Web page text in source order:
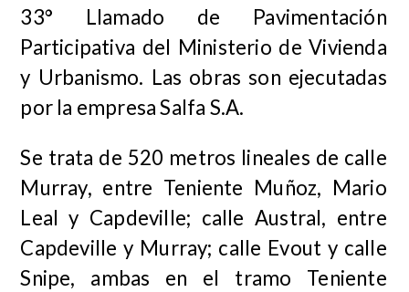
33° Llamado de Pavimentación
Participativa del Ministerio de Vivienda
y Urbanismo. Las obras son ejecutadas
por la empresa Salfa S.A.
Se trata de 520 metros lineales de calle
Murray, entre Teniente Muñoz, Mario
Leal y Capdeville; calle Austral, entre
Capdeville y Murray; calle Evout y calle
Snipe, ambas en el tramo Teniente